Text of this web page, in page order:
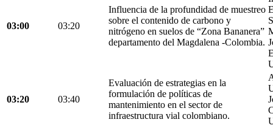
03:00 03:20
Influencia de la profundidad de muestreo
sobre el contenido de carbono y
nitrógeno en suelos de “Zona Bananera”
departamento del Magdalena -Colombia.
03:20 03:40
Evaluación de estrategias en la
formulación de políticas de
mantenimiento en el sector de
infraestructura vial colombiano.